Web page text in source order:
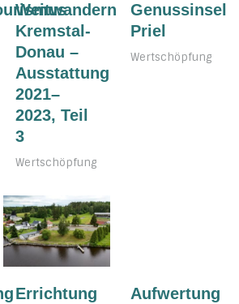
Weitwandern
Kremstal-
Donau –
Ausstattung
2021–
2023, Teil
3
Wertschöpfung
Genussinsel
Priel
Wertschöpfung
Errichtung
Aufwertung